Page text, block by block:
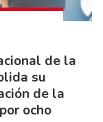
de la
su
de la
ocho